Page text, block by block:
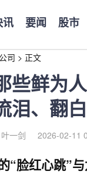
讯 要闻 股市
公司 > 正文
些鲜为
泪、翻
一剑 2026-02-11
“脸红心跳”